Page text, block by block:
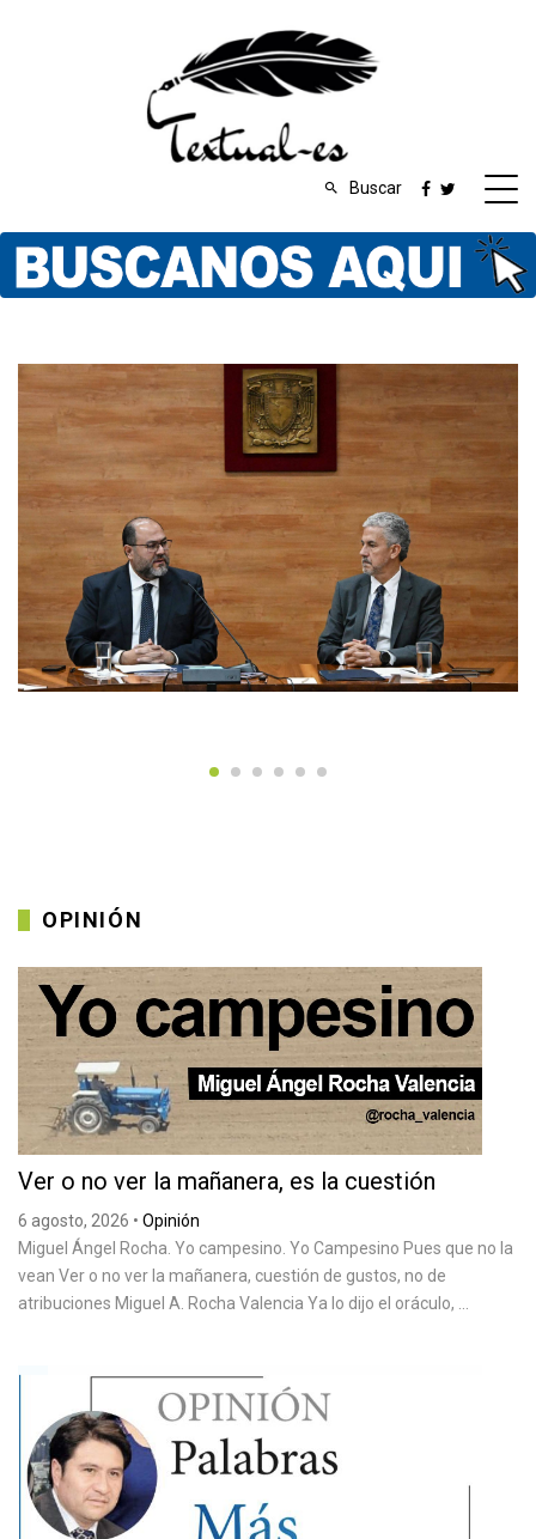
Buscar
Habrá tres auditorías al
la UNAM. A fin de refrendar su compromiso con la
Adalberto Villasana Miranda
Chief Editor / Blogger
OPINIÓN
Ver o no ver la mañanera, es la cuestión
6 agosto, 2026 • Opinión
Miguel Ángel Rocha. Yo campesino. Yo Campesino Pues que no la
vean Ver o no ver la mañanera, cuestión de gustos, no de
atribuciones Miguel A. Rocha Valencia Ya lo dijo el oráculo, ...